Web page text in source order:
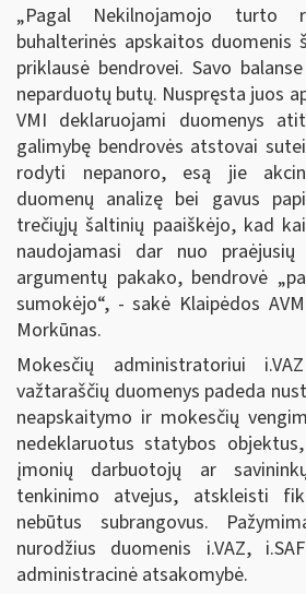
„Pagal Nekilnojamojo
buhalterinės apskaitos duomenis
priklausė bendrovei. Savo
neparduotų butų. Nuspręsta juos
VMI deklaruojami duomenys
galimybę bendrovės atstovai
rodyti nepanoro, esą jie
duomenų analizę bei gavus
trečiųjų šaltinių paaiškėjo, kad
naudojamasi dar nuo praėjusių
argumentų pakako, bendrovė
sumokėjo“, - sakė Klaipėdos
Morkūnas.
Mokesčių administratoriui
važtaraščių duomenys padeda
neapskaitymo ir mokesčių
nedeklaruotus statybos
įmonių darbuotojų ar
tenkinimo atvejus, atskleisti
nebūtus subrangovus.
nurodžius duomenis i.VAZ,
administracinė atsakomybė.